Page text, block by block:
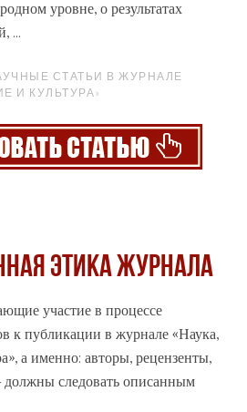
уровне, о результатах
...
СТАТЬИ В ЖУРНАЛЕ
И КУЛЬТУРА»
этика журнала
участие в процессе
к публикации в журнале «Наука,
а именно: авторы, рецензенты,
следовать описанным